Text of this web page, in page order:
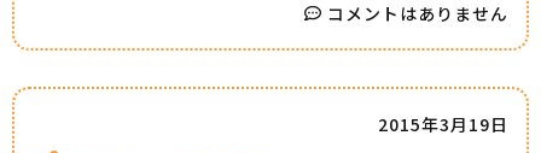
コメントはありません
2015年3月19日